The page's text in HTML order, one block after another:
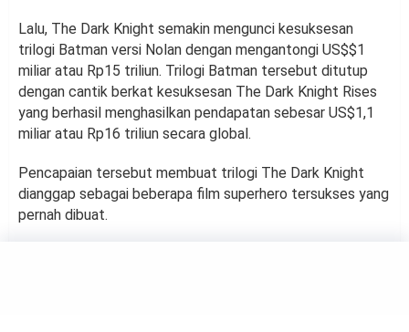
Lalu, The Dark Knight semakin mengunci kesuksesan
trilogi Batman versi Nolan dengan mengantongi US$$1
miliar atau Rp15 triliun. Trilogi Batman tersebut ditutup
dengan cantik berkat kesuksesan The Dark Knight Rises
yang berhasil menghasilkan pendapatan sebesar US$1,1
miliar atau Rp16 triliun secara global.
Pencapaian tersebut membuat trilogi The Dark Knight
dianggap sebagai beberapa film superhero tersukses yang
pernah dibuat.